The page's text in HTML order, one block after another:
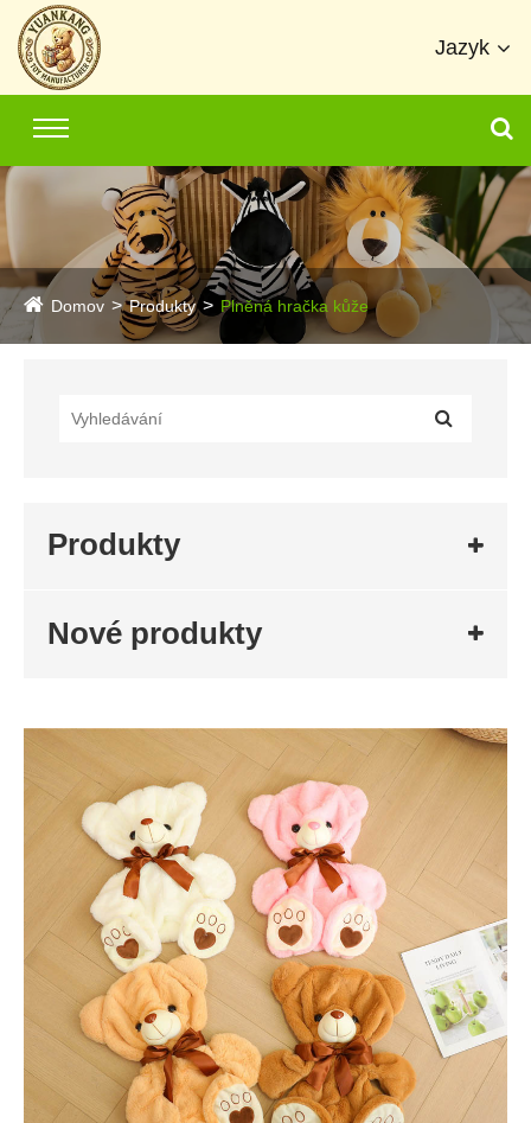
Jazyk
Domov Produkty Plněná hračka kůže
Produkty
Nové produkty